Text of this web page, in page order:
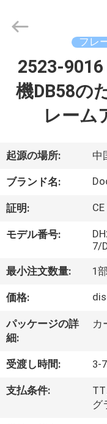
ダ
ク
ト
達
に
つ
い
て
2026
Beijing
Management
Services
Rights
フレ
2523-9016
機DB58の
レーム
起源の場所: 中
ブランド名:
証明: CE
モデル番号:
7/
最小注文数量: 1
価格:
パッケージの詳
細:
カ
受渡し時間: 3-
支払条件:
グ